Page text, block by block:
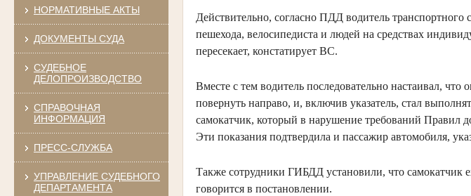
НОРМАТИВНЫЕ АКТЫ
ДОКУМЕНТЫ СУДА
СУДЕБНОЕ
ДЕЛОПРОИЗВОДСТВО
СПРАВОЧНАЯ
ИНФОРМАЦИЯ
ПРЕСС-СЛУЖБА
УПРАВЛЕНИЕ СУДЕБНОГО
ДЕПАРТАМЕНТА
Действительно, согласно ПДД водитель транспортного
пешехода, велосипедиста и людей на средствах
пересекает, констатирует ВС.
Вместе с тем водитель последовательно настаивал,
повернуть направо, и, включив указатель, стал
самокатчик, который в нарушение требований Правил
Эти показания подтвердила и пассажир автомобиля,
Также сотрудники ГИБДД установили, что самокатчик
говорится в постановлении.